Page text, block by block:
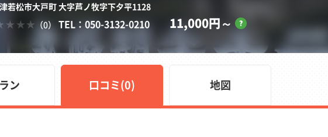
若松市大戸町 大字芦ノ牧字下夕平1128
（0） TEL：050-3132-0210 11,000円～
ン 口コミ(0) 地図